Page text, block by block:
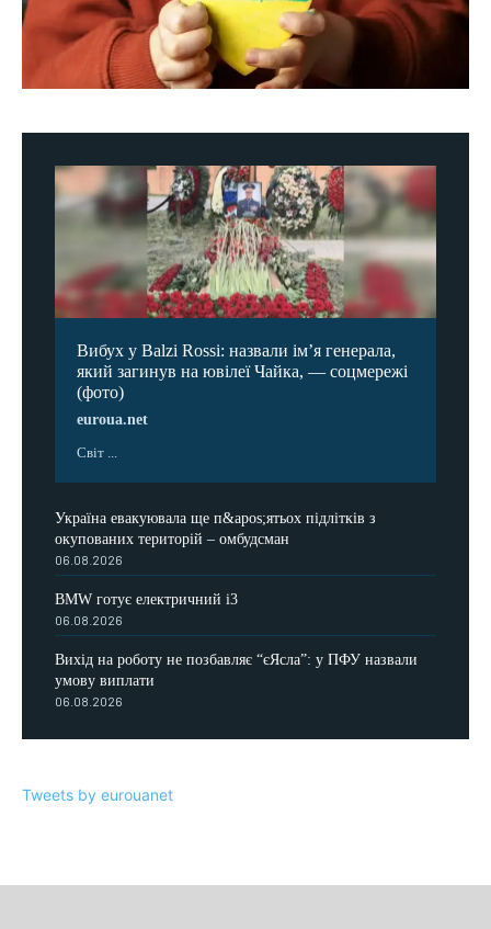
Вибух у Balzi Rossi: назвали ім’я генерала,
який загинув на ювілеї Чайка, — соцмережі
(фото)
euroua.net
Світ ...
Україна евакуювала ще п&apos;ятьох підлітків з
окупованих територій – омбудсман
06.08.2026
BMW готує електричний i3
06.08.2026
Вихід на роботу не позбавляє “єЯсла”: у ПФУ назвали
умову виплати
06.08.2026
Tweets by eurouanet